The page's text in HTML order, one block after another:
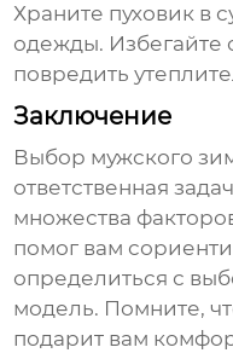
Храните пуховик в
одежды. Избегайте
повредить
Заключение
Выбор мужского
ответственная
множества
помог вам
определиться с
модель. Помните,
подарит вам